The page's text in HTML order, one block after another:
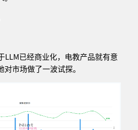
LLM已经商业化，电教产品就有意
市场做了一波试探。